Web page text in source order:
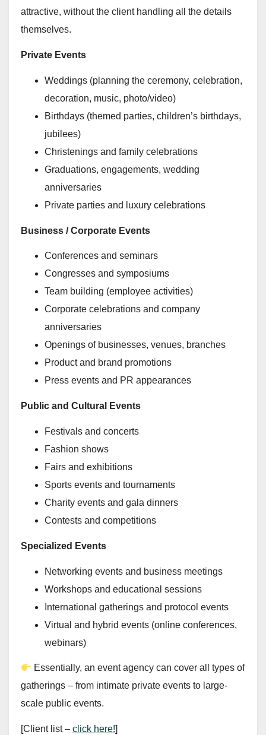
attractive, without the client handling all the details
themselves.
Private Events
Weddings (planning the ceremony, celebration,
decoration, music, photo/video)
Birthdays (themed parties, children’s birthdays,
jubilees)
Christenings and family celebrations
Graduations, engagements, wedding
anniversaries
Private parties and luxury celebrations
Business / Corporate Events
Conferences and seminars
Congresses and symposiums
Team building (employee activities)
Corporate celebrations and company
anniversaries
Openings of businesses, venues, branches
Product and brand promotions
Press events and PR appearances
Public and Cultural Events
Festivals and concerts
Fashion shows
Fairs and exhibitions
Sports events and tournaments
Charity events and gala dinners
Contests and competitions
Specialized Events
Networking events and business meetings
Workshops and educational sessions
International gatherings and protocol events
Virtual and hybrid events (online conferences,
webinars)
Essentially, an event agency can cover all types of
gatherings – from intimate private events to large-
scale public events.
[Client list – click here!]